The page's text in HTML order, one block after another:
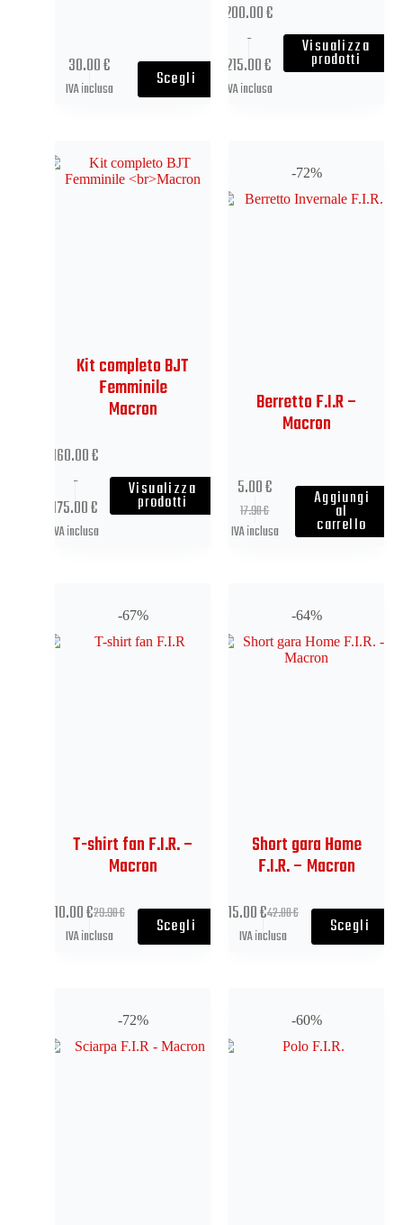
30.00€
IVA inclusa Scegli
200.00€
-
215.00€
IVA inclusa
Visualizza
prodotti
Kit completo BJT
Femminile
Macron
160.00€
-
175.00€
IVA inclusa
Visualizza
prodotti
-72%
Berretto F.I.R –
Macron
17.90€
5.00€
IVA inclusa
Aggiungi
al
carrello
-67%
T-shirt fan F.I.R. –
Macron
29.90€
10.00€
IVA inclusa Scegli
-64%
Short gara Home
F.I.R. – Macron
42.00€
15.00€
IVA inclusa Scegli
-72% -60%